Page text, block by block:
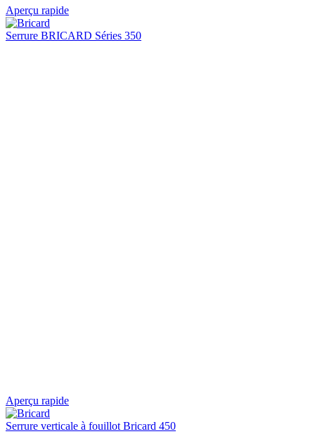
Aperçu rapide
Serrure BRICARD Séries 350
Aperçu rapide
Serrure verticale à fouillot Bricard 450